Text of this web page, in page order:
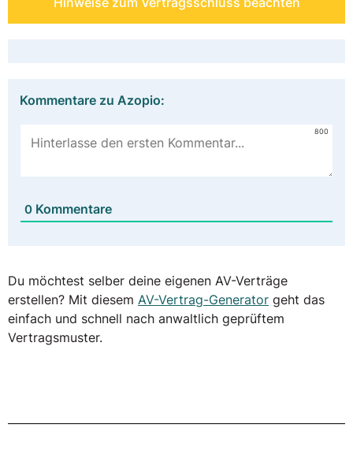
Kommentare zu Azopio:
800
0 Kommentare
Du möchtest selber deine eigenen AV-Verträge
erstellen? Mit diesem AV-Vertrag-Generator geht das
einfach und schnell nach anwaltlich geprüftem
Vertragsmuster.